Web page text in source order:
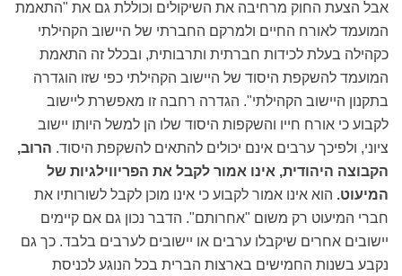
אבל הצעת החוק מרחיבה את השיקולים וכוללת גם את "התאמת
המועמד לאורח החיים ולמרקם החברתי של היישוב הקהילתי
כקהילה בעלת לכידות חברתית ותרבותית, ובכלל זה התאמת
המועמד להשקפת היסוד של היישוב הקהילתי כפי שזו הוגדרה
בתקנון היישוב הקהילתי". הגדרה רחבה זו מאפשרת ליישוב
לקבוע כי אורח חייו והשקפות היסוד שלו הן למשל היותו יישוב
ציוני, ולפיכך ערבים אינם יכולים להתאים להשקפת היסוד. הרוב,
הקבוצה היהודית, אינו אמור לקבל את הפריווילגיות של
המיעוט. הוא אינו אמור לקבוע כי אינו מוכן לקבל לשורותיו את
חברי המיעוט רק משום "אחרותם". הדבר נכון גם אם קיימים
יישובים אחרים שיקבלו ערבים או יישובים לערבים בלבד. כך גם
נקבע בשנות החמישים בארצות הברית בכל הנוגע לכניסת